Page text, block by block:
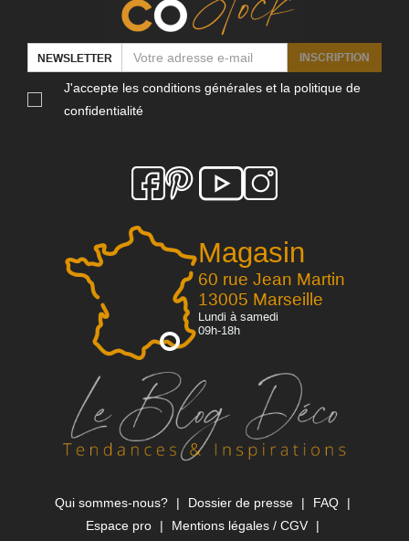
Magasin
60 rue Jean Martin
13005 Marseille
Lundi à samedi
09h-18h
NEWSLETTER INSCRIPTION
J'accepte les conditions générales et la politique de
confidentialité
Qui sommes-nous? Dossier de presse
FAQ
Espace pro
Mentions légales / CGV